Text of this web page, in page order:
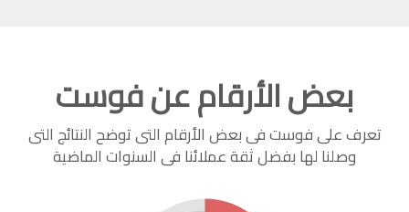
بعض الأرقام عن فوست
تعرف على فوست فى بعض الأرقام التى توضح النتائج التى
وصلنا لها بفضل ثقة عملائنا فى السنوات الماضية